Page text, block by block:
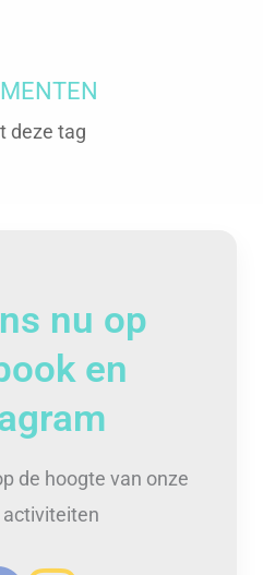
deze tag
nu op
en
de hoogte van onze
activiteiten